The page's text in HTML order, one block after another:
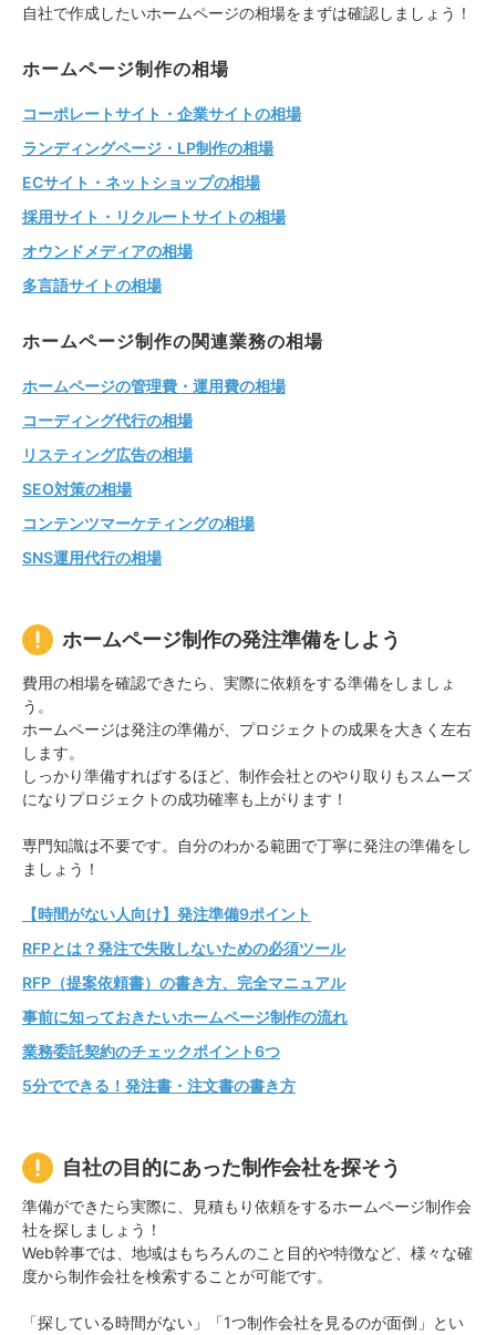
自社で作成したいホームページの相場をまずは確認しましょう！
ホームページ制作の相場
コーポレートサイト・企業サイトの相場
ランディングページ・LP制作の相場
ECサイト・ネットショップの相場
採用サイト・リクルートサイトの相場
オウンドメディアの相場
多言語サイトの相場
ホームページ制作の関連業務の相場
ホームページの管理費・運用費の相場
コーディング代行の相場
リスティング広告の相場
SEO対策の相場
コンテンツマーケティングの相場
SNS運用代行の相場
ホームページ制作の発注準備をしよう
費用の相場を確認できたら、実際に依頼をする準備をしましょ
う。
ホームページは発注の準備が、プロジェクトの成果を大きく左右
します。
しっかり準備すればするほど、制作会社とのやり取りもスムーズ
になりプロジェクトの成功確率も上がります！
専門知識は不要です。自分のわかる範囲で丁寧に発注の準備をし
ましょう！
【時間がない人向け】発注準備9ポイント
RFPとは？発注で失敗しないための必須ツール
RFP（提案依頼書）の書き方、完全マニュアル
事前に知っておきたいホームページ制作の流れ
業務委託契約のチェックポイント6つ
5分でできる！発注書・注文書の書き方
自社の目的にあった制作会社を探そう
準備ができたら実際に、見積もり依頼をするホームページ制作会
社を探しましょう！
Web幹事では、地域はもちろんのこと目的や特徴など、様々な確
度から制作会社を検索することが可能です。
「探している時間がない」「1つ制作会社を見るのが面倒」とい